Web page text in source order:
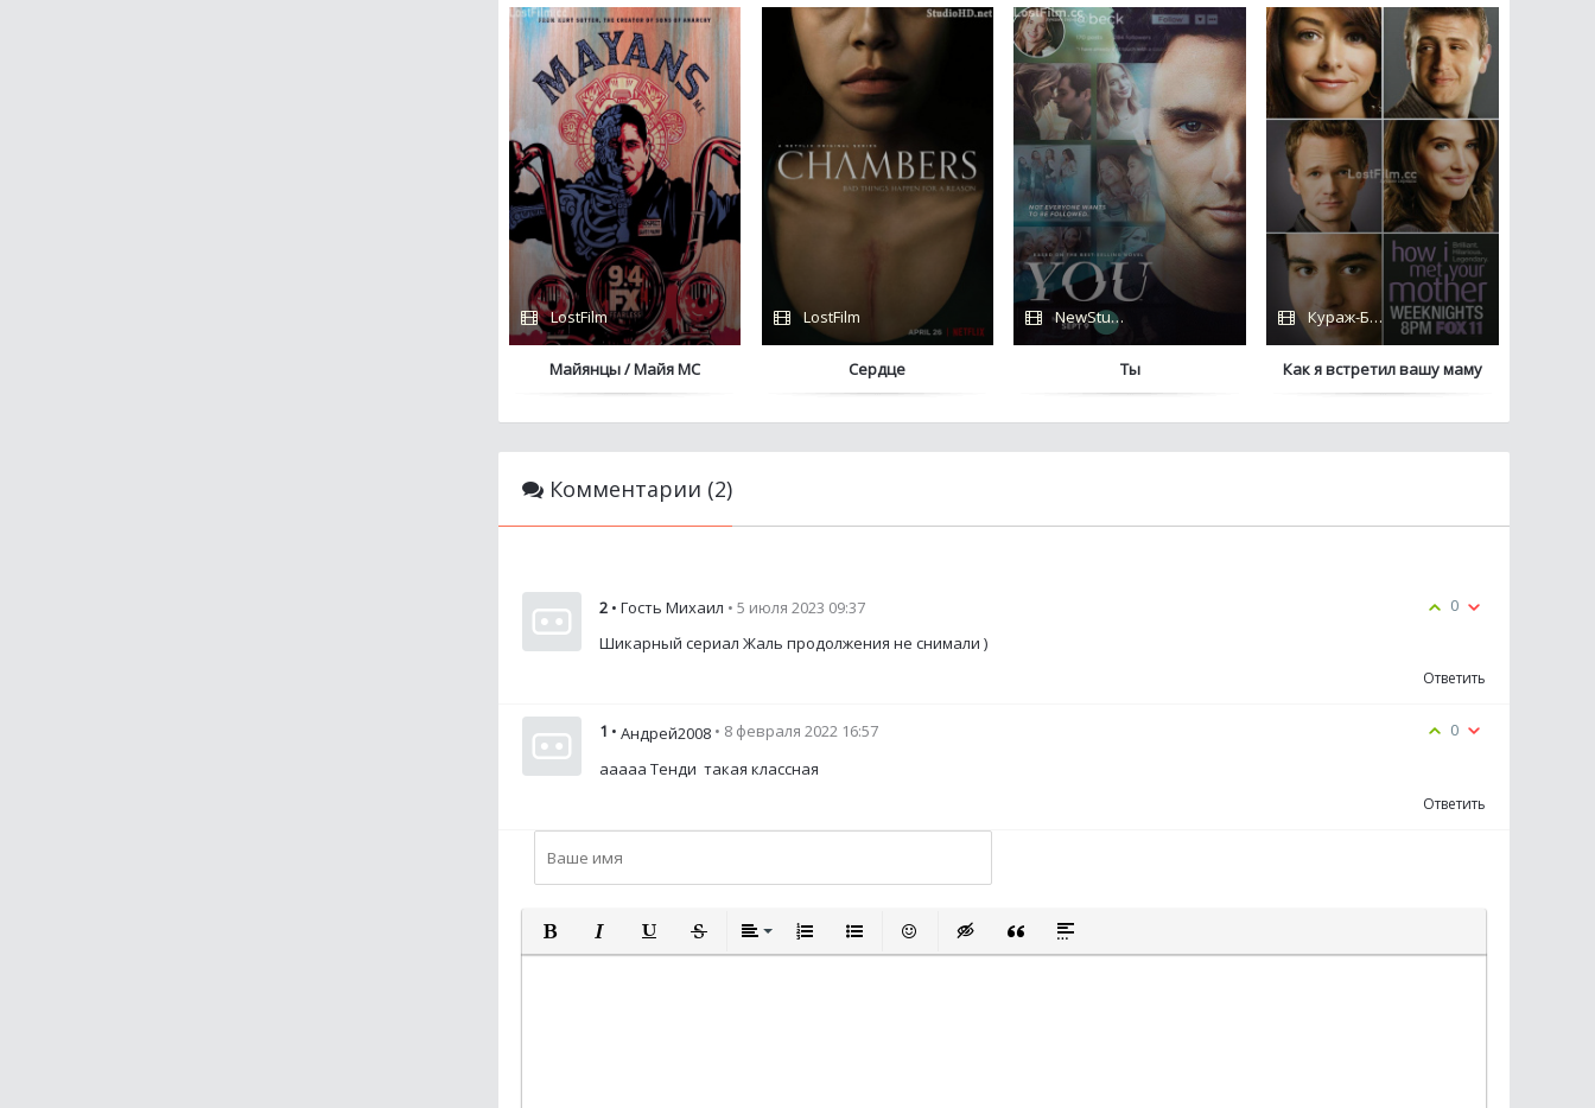
LostFilm
Майянцы / Майя МС
LostFilm
Сердце
NewStudio / Netflix
Ты
Кураж-Бамбей
Как я встретил вашу маму
Комментарии (2)
0
2 • Гость Михаил • 5 июля 2023 09:37
Шикарный сериал Жаль продолжения не снимали )
Ответить
0
1 • Андрей2008 • 8 февраля 2022 16:57
ааааа Тенди такая классная
Ответить
ПОЛУЖИРНЫЙ
КУРСИВПОДЧЕРКНУТЫЙ
ЗАЧЕРКНУТЫЙВЫРАВНИВАНИЕ
НУМЕРОВАННЫЙ СПИСОК
МАРКИРОВАННЫЙ СПИСОК
ВСТАВИТЬ СМАЙЛИК
ВСТАВКА СКРЫТОГО ТЕКСТА
ВСТАВКА ЦИТАТЫ
ВСТАВКА СПОЙЛЕРА